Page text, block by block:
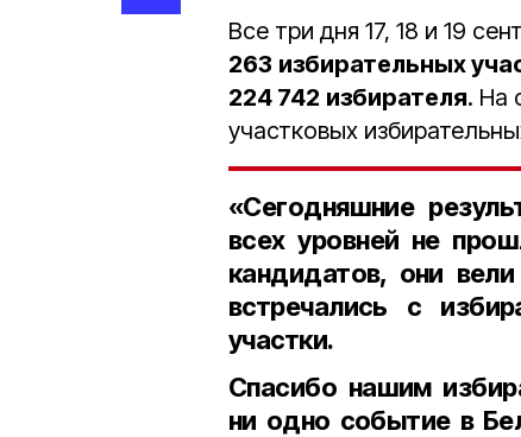
Все три дня 17, 18 и 19
263 избирательных
224 742 избирателя. На
участковых
«Сегодняшние
всех уровней не
кандидатов, они
встречались с
участки.
Спасибо нашим
ни одно событие в